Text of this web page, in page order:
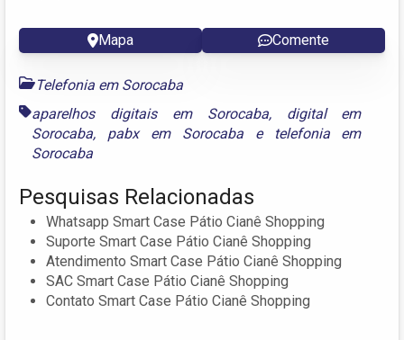
Mapa Comente
Telefonia em Sorocaba
aparelhos digitais em Sorocaba, digital em
Sorocaba, pabx em Sorocabae
telefonia em
Sorocaba
Pesquisas Relacionadas
Whatsapp Smart Case Pátio Cianê Shopping
Suporte Smart Case Pátio Cianê Shopping
Atendimento Smart Case Pátio Cianê Shopping
SAC Smart Case Pátio Cianê Shopping
Contato Smart Case Pátio Cianê Shopping